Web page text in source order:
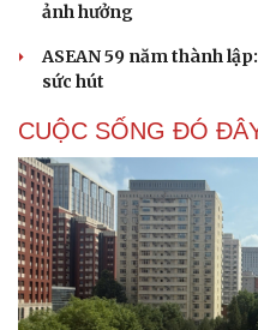
ảnh hưởng
ASEAN 59 năm thành
sức hút
CUỘC SỐNG ĐÓ